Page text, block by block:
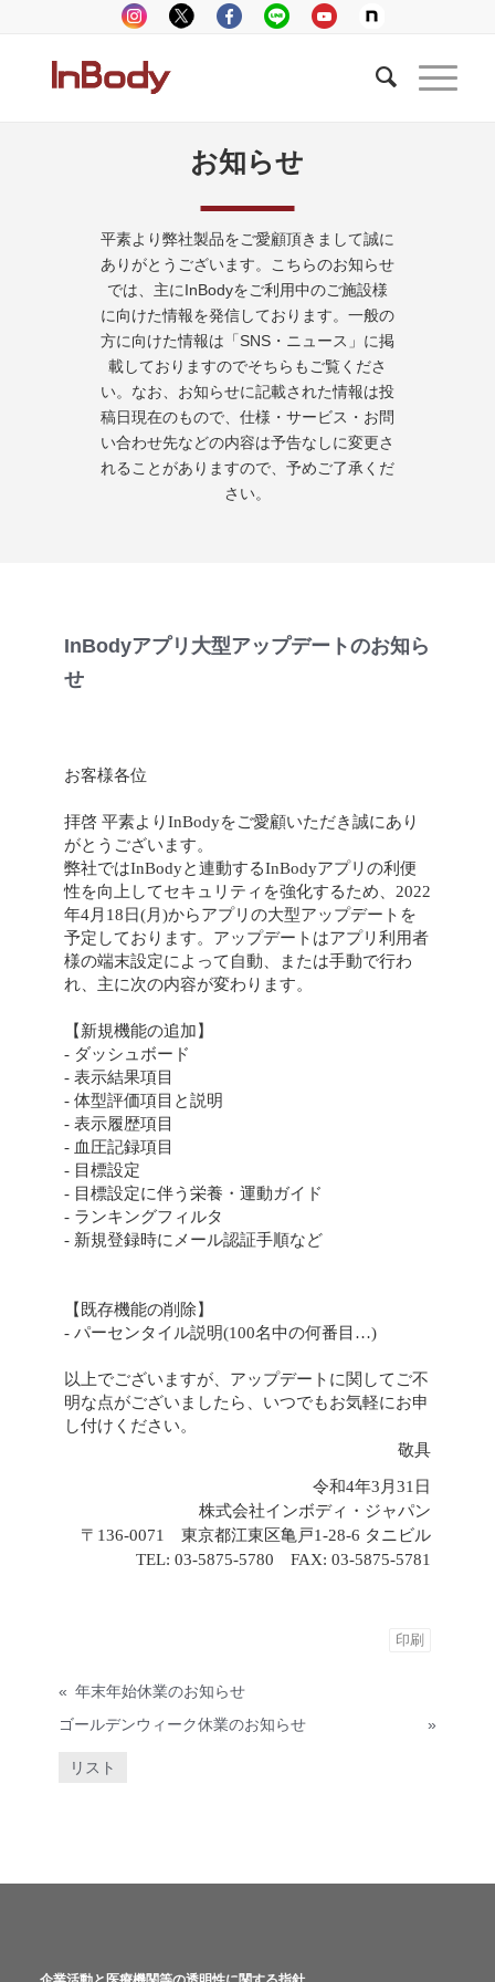
お知らせ
平素より弊社製品をご愛顧頂きまして誠に
ありがとうございます。こちらのお知らせ
では、主にInBodyをご利用中のご施設様
に向けた情報を発信しております。一般の
方に向けた情報は「SNS・ニュース」に掲
載しておりますのでそちらもご覧くださ
い。なお、お知らせに記載された情報は投
稿日現在のもので、仕様・サービス・お問
い合わせ先などの内容は予告なしに変更さ
れることがありますので、予めご了承くだ
さい。
InBodyアプリ大型アップデートのお知ら
せ
お客様各位
拝啓 平素よりInBodyをご愛顧いただき誠にあり
がとうございます。
弊社ではInBodyと連動するInBodyアプリの利便
性を向上してセキュリティを強化するため、2022
年4月18日(月)からアプリの大型アップデートを
予定しております。アップデートはアプリ利用者
様の端末設定によって自動、または手動で行わ
れ、主に次の内容が変わります。
【新規機能の追加】
- ダッシュボード
- 表示結果項目
- 体型評価項目と説明
- 表示履歴項目
- 血圧記録項目
- 目標設定
- 目標設定に伴う栄養・運動ガイド
- ランキングフィルタ
- 新規登録時にメール認証手順など
【既存機能の削除】
- パーセンタイル説明(100名中の何番目…)
以上でございますが、アップデートに関してご不
明な点がございましたら、いつでもお気軽にお申
し付けください。
敬具
令和4年3月31日
株式会社インボディ・ジャパン
〒136-0071 東京都江東区亀戸1-28-6 タニビル
TEL: 03-5875-5780 FAX: 03-5875-5781
印刷
« 年末年始休業のお知らせ
ゴールデンウィーク休業のお知らせ
»
リスト